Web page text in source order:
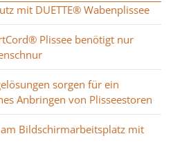
mit DUETTE® Wabenplissee
Plissee benötigt nur
sorgen für ein
Anbringen von Plisseestoren
Bildschirmarbeitsplatz mit